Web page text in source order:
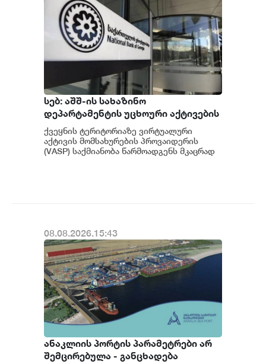
სებ: აშშ-ის სახაზინო
დეპარტამენტის უცხოური აქტივების
კონტროლის ოფისის (OFAC) მიერ
სანქცირებული პირი არ
წარმოადგენს საქართველოს
ქვეყნის ტერიტორიაზე ვირტუალური
აქტივის მომსახურების პროვაიდერის
(VASP) საქმიანობა წარმოადგენს მკაცრად
08.08.2026.15:43
ანაკლიის პორტის პარამეტრები არ
შემცირებულა - განცხადება